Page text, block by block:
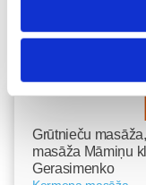
Grūtnieču
masāža Māmiņu
Gerasimenko